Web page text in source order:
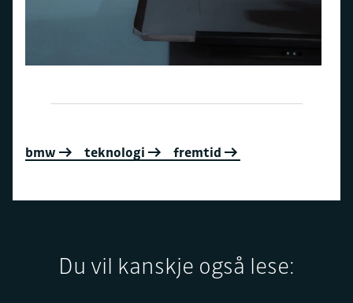
bmw teknologi fremtid
Du vil kanskje også lese: